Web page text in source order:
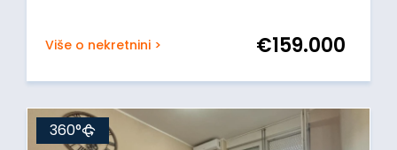
Više o nekretnini > €159.000
360°